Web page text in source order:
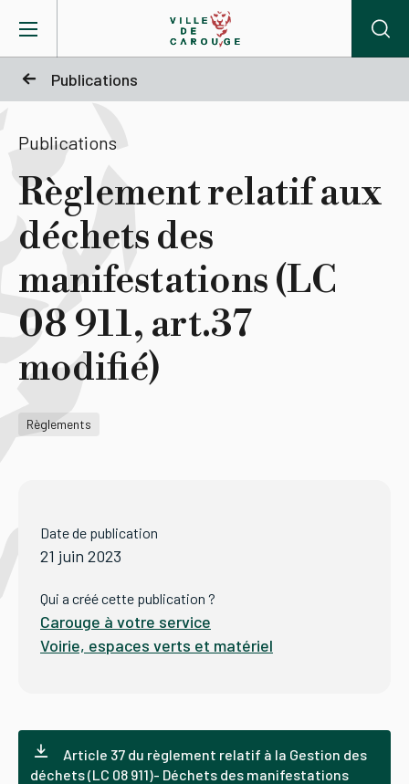
Publications
Mairie
Vie pratique
Actualités
Agenda
CAROUGE SE CONSTRUIT
Publications
Règlement relatif aux
déchets des
manifestations (LC
08 911, art.37
modifié)
Règlements
Date de publication
21 juin 2023
Qui a créé cette publication ?
Carouge à votre service
Voirie, espaces verts et matériel
Article 37 du règlement relatif à la Gestion des
déchets (LC 08 911)- Déchets des manifestations